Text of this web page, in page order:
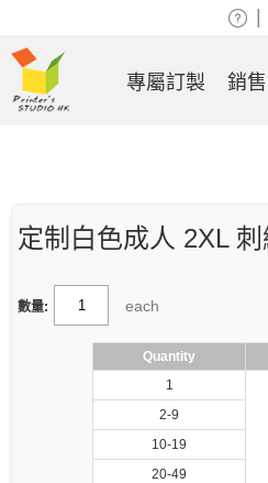
定制白色成人 2XL
數量: each
Quantity
1
2-9
10-19
20-49
專屬訂製 銷